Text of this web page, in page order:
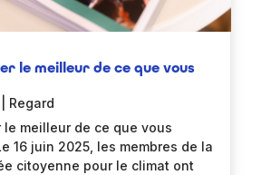
le meilleur de ce que vous
Regard
meilleur de ce que vous
16 juin 2025, les membres de la
citoyenne pour le climat ont